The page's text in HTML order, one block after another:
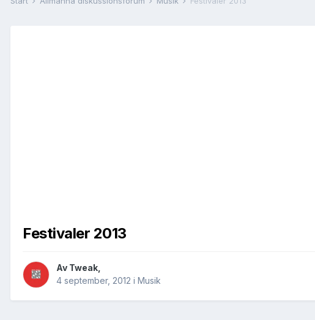
Festivaler 2013
Av Tweak
4 september, 2012 i Musik